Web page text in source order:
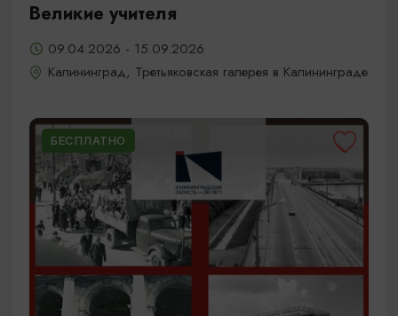
Великие учителя
09.04.2026 - 15.09.2026
Калининград, Третьяковская галерея в Калининграде
БЕСПЛАТНО